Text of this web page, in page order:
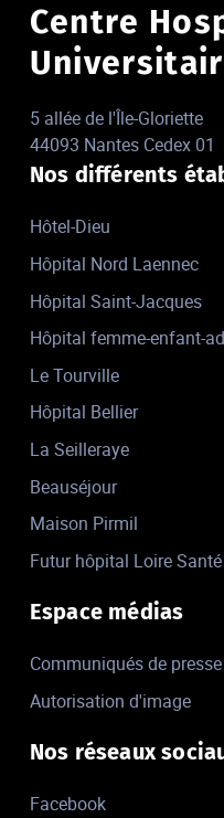
Centre
5 allée de l'Île-Gloriette
44093 Nantes Cedex 01
Nos différents
Hôtel-Dieu
Hôpital Nord Laennec
Hôpital Saint-Jacques
Hôpital femme-enfant-
Le Tourville
Hôpital Bellier
La Seilleraye
Beauséjour
Maison Pirmil
Futur hôpital Loire Santé
Espace médias
Communiqués de presse
Autorisation d'image
Nos réseaux
Facebook